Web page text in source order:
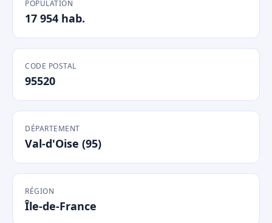
POPULATION
17 954 hab.
CODE POSTAL
95520
DÉPARTEMENT
Val-d'Oise (95)
RÉGION
Île-de-France